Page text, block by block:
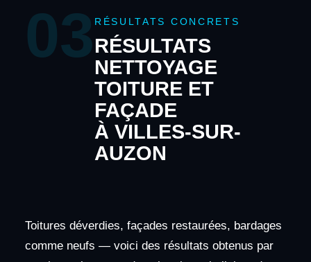
03 RÉSULTATS CONCRETS
RÉSULTATS
NETTOYAGE
TOITURE ET
FAÇADE
À VILLES-SUR-
AUZON
Toitures déverdies, façades restaurées, bardages
comme neufs — voici des résultats obtenus par